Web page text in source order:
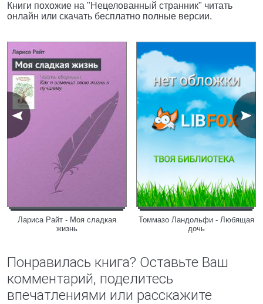
Книги похожие на "Нецелованный странник" читать
онлайн или скачать бесплатно полные версии.
Лариса Райт - Моя сладкая
жизнь
Томмазо Ландольфи - Любящая
дочь
Понравилась книга? Оставьте Ваш
комментарий, поделитесь
впечатлениями или расскажите